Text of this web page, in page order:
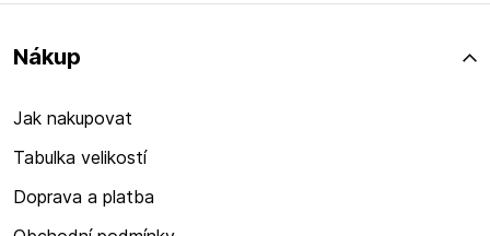
Nákup
Jak nakupovat
Tabulka velikostí
Doprava a platba